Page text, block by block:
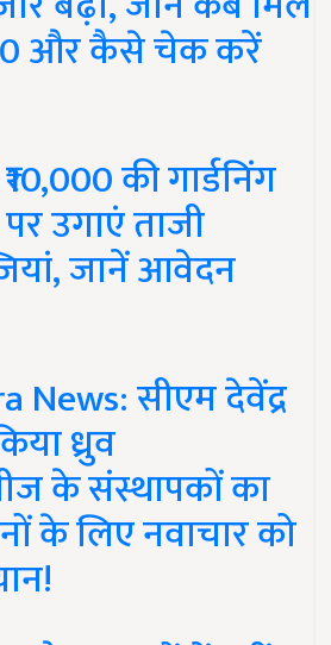
और कैसे चेक करें
की गार्डनिंग
उगाएं ताजी
जानें आवेदन
News: सीएम देवेंद्र
ध्रुव
के संस्थापकों का
के लिए नवाचार को